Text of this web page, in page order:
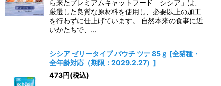
ら来たプレミアムキャットフード「シシア」は、
厳選した良質な原材料を使用し、必要以上の加工
を行わずに仕上げています。 自然本来の食事に近
いかたちで、…
シシア ゼリータイプ パウチ ツナ 85ｇ [全猫種・
全年齢対応（期限：2029.2.27） ]
473円(税込)